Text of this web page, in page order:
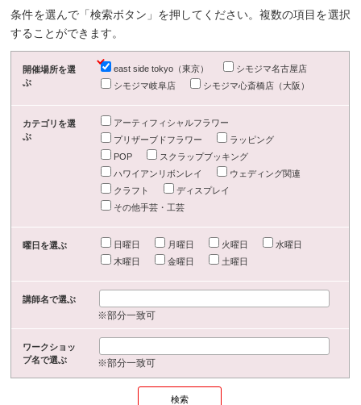
条件を選んで「検索ボタン」を押してください。複数の項目を選択
することができます。
開催場所を選
ぶ
east side tokyo（東京）
シモジマ名古屋店
シモジマ岐阜店
シモジマ心斎橋店（大阪）
カテゴリを選
ぶ
アーティフィシャルフラワー
プリザーブドフラワー
ラッピング
POP
スクラップブッキング
ハワイアンリボンレイ
ウェディング関連
クラフト
ディスプレイ
その他手芸・工芸
曜日を選ぶ 日曜日 月曜日 火曜日
水曜日
木曜日
金曜日 土曜日
講師名で選ぶ
※部分一致可
ワークショッ
プ名で選ぶ
※部分一致可